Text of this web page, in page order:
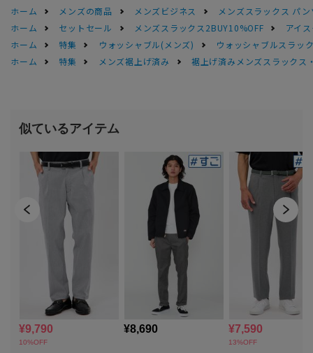
ホーム メンズの商品 メンズビジネス
メンズスラックス パン
ホーム
セットセール メンズスラックス2BUY10%OFF
アイ
ホーム
特集 ウォッシャブル(メンズ)
ウォッシャブルスラッ
ホーム
特集 メンズ裾上げ済み 裾上げ済みメンズスラックス